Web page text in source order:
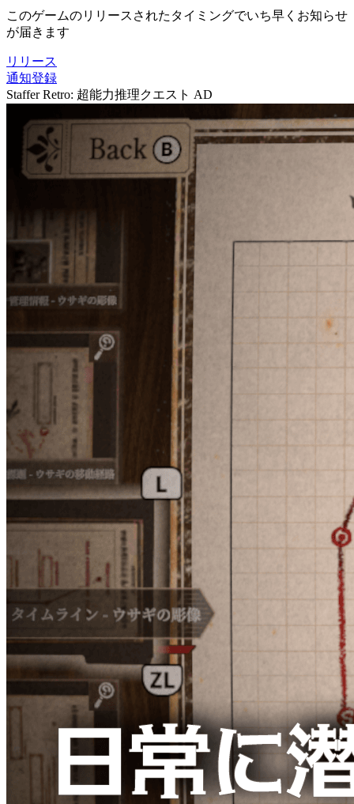
このゲームのリリースされたタイミングでいち早くお知らせ
が届きます
リリース
通知登録
Staffer Retro: 超能力推理クエスト AD